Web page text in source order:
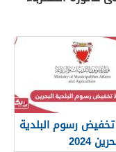
رسوم البلدية
2024